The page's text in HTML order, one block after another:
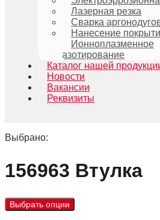
Лазерная резка
Сварка
Нанесение
Ионноплазменное
азотирование
Каталог нашей
Новости
Вакансии
Реквизиты
Выбрано:
156963 Втулка
Выбрать опции